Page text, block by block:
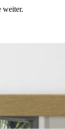
weiter.